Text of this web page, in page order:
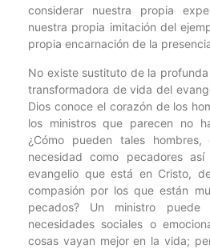
considerar nuestra propia
nuestra propia imitación del
propia encarnación de la
No existe sustituto de la
transformadora de vida del
Dios conoce el corazón de los
los ministros que parecen no
¿Cómo pueden tales
necesidad como pecadores
evangelio que está en Cristo,
compasión por los que están
pecados? Un ministro puede
necesidades sociales o
cosas vayan mejor en la vida;